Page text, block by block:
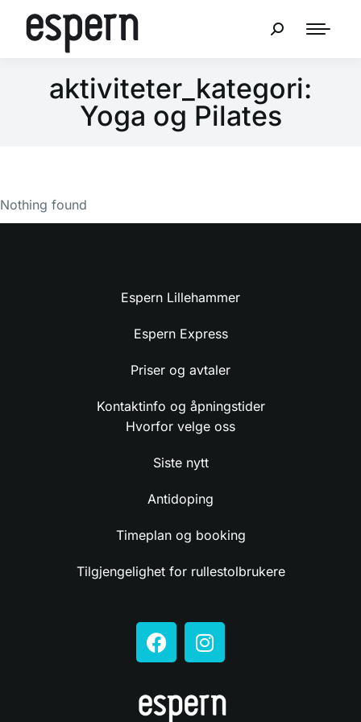
aktiviteter_kategori:
Yoga og Pilates
Nothing found
Espern Lillehammer
Espern Express
Priser og avtaler
Kontaktinfo og åpningstider
Hvorfor velge oss
Siste nytt
Antidoping
Timeplan og booking
Tilgjengelighet for rullestolbrukere